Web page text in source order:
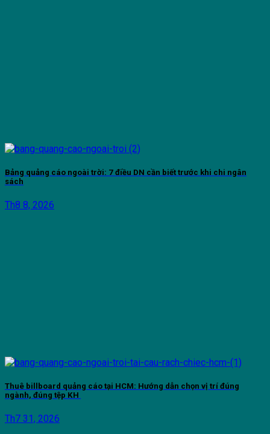
Bảng quảng cáo ngoài trời: 7 điều DN cần biết trước khi chi ngân
sách
Th8 8, 2026
Thuê billboard quảng cáo tại HCM: Hướng dẫn chọn vị trí đúng
ngành, đúng tệp KH
Th7 31, 2026